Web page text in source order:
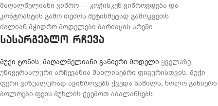
მაღალწელიანი ვიწრო — კოჭისკენ ვიწროვდება და
კონტრასტის გამო თეძოს მეტისმეტად გამოკვეთს
ძალიან მჭიდრო მოდელები ბარძაყის არეში
სასარგებლო რჩევა
მუქი ტონის, მაღალწელიანი განიერი მოდელი ყველაზე
უნივერსალური არჩევანია მსხლისებრი ფიგურისთვის. მუქი
ფერი ვიზუალურად ავიწროვებს ქვედა ნაწილს, ხოლო განიერი
ბოლოები ფეხს მუხლის ქვემოთ აბალანსებს.